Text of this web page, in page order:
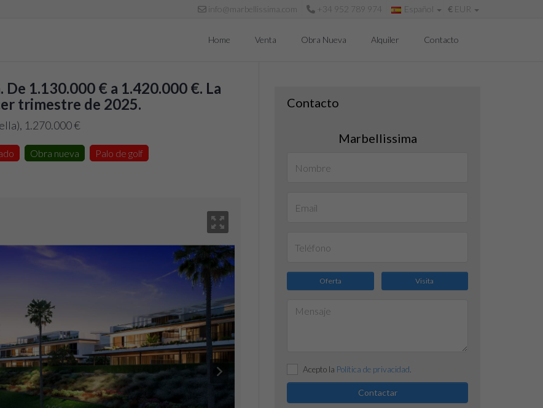
info@marbellissima.com +34 952 789 974 Español € EUR
Home Venta Obra Nueva Alquiler Contacto
1.130.000 € a 1.420.000 €. La
trimestre de 2025.
1.270.000 €
Obra nueva
Palo de golf
Contacto
Marbellissima
Oferta Visita
Acepto la Política de privacidad
Contactar